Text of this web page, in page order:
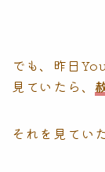
でも、昨日
見ていたら、
それを見てい